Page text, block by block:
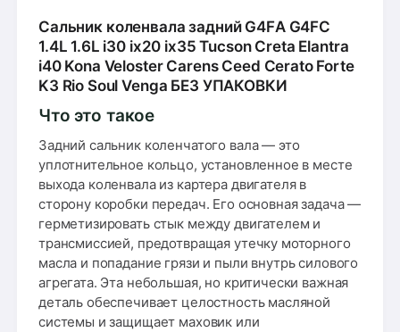
Сальник коленвала задний G4FА G4FС
1.4L 1.6L i30 ix20 ix35 Tucson Creta Elantra
i40 Kona Veloster Carens Ceed Cerato Forte
K3 Rio Soul Venga БЕЗ УПАКОВКИ
Что это такое
Задний сальник коленчатого вала — это
уплотнительное кольцо, установленное в месте
выхода коленвала из картера двигателя в
сторону коробки передач. Его основная задача —
герметизировать стык между двигателем и
трансмиссией, предотвращая утечку моторного
масла и попадание грязи и пыли внутрь силового
агрегата. Эта небольшая, но критически важная
деталь обеспечивает целостность масляной
системы и защищает маховик или